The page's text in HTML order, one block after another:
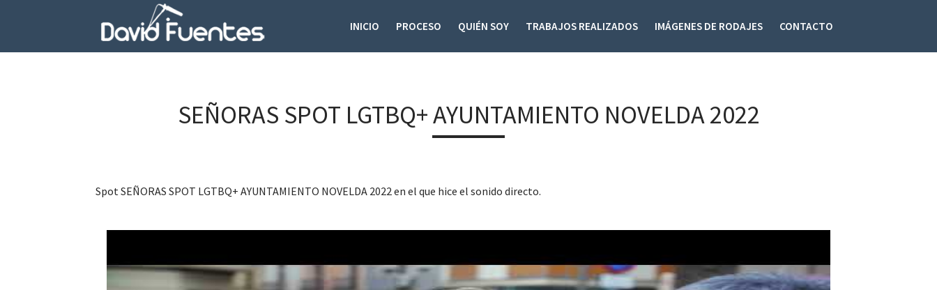
INICIO PROCESO QUIÉN SOY TRABAJOS REALIZADOS IMÁGENES DE RODAJES CONTACTO
SEÑORAS SPOT LGTBQ+ AYUNTAMIENTO NOVELDA 2022
Spot SEÑORAS SPOT LGTBQ+ AYUNTAMIENTO NOVELDA 2022 en el que hice el sonido directo.